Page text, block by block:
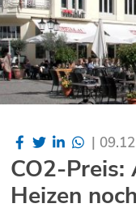
|
CO2-Preis:
Heizen